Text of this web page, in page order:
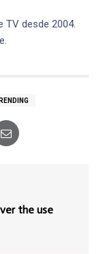
TV desde 2004.
the use